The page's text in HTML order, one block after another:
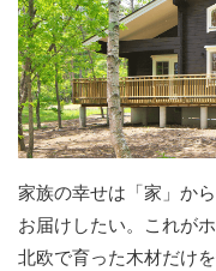
家族の幸せは「家」か
お届けしたい。これがホ
北欧で育った木材だけ